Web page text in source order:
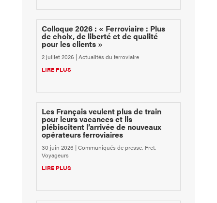
Colloque 2026 : « Ferroviaire : Plus
de choix, de liberté et de qualité
pour les clients »
2 juillet 2026 |Actualités du ferroviaire
LIRE PLUS
Les Français veulent plus de train
pour leurs vacances et ils
plébiscitent l’arrivée de nouveaux
opérateurs ferroviaires
30 juin 2026 |Communiqués de presse, Fret,
Voyageurs
LIRE PLUS